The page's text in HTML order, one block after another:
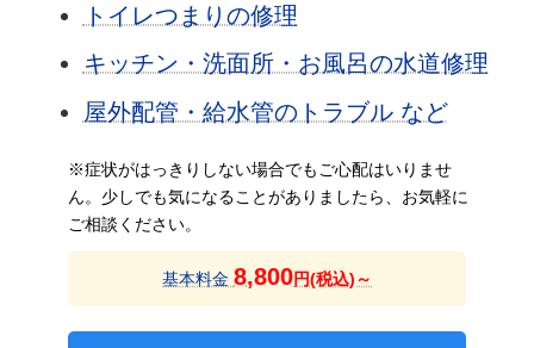
トイレつまりの修理
キッチン・洗面所・お風呂の水道修理
屋外配管・給水管のトラブル など
※症状がはっきりしない場合でもご心配はいりませ
ん。 少しでも気になることがありましたら、お気軽に
ご相談ください。
基本料金 8,800円(税込)～